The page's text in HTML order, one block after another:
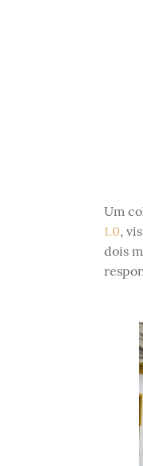
Um
1.0,
dois